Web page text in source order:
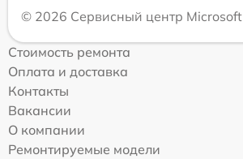
© 2026 Сервисный центр Microsoft
Стоимость ремонта
Оплата и доставка
Контакты
Вакансии
О компании
Ремонтируемые модели